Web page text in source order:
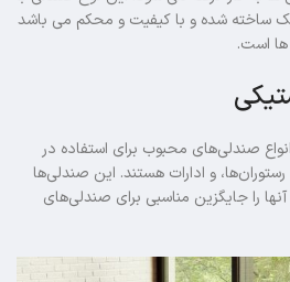
یک ساخته شده و با کیفیت و محکم می باشد
ها است.
صندلی‌های محبوب برای استفاده در
و ادارات هستند. این صندلی‌ها
آنها را جایگزین مناسبی برای صندلی‌های